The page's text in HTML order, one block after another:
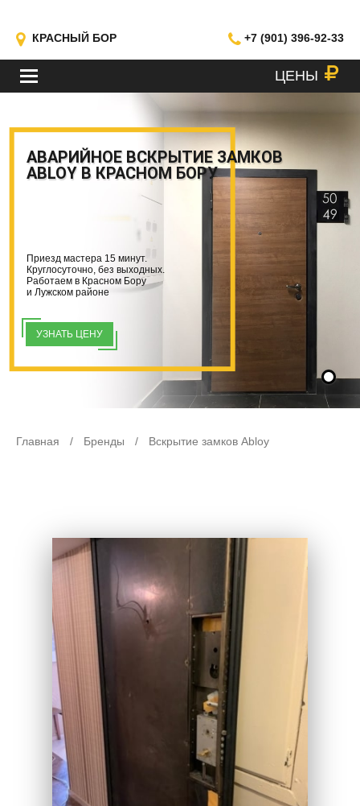
КРАСНЫЙ БОР +7 (901) 396-92-33
МЕНЮ ЦЕНЫ
АВАРИЙНОЕ ВСКРЫТИЕ ЗАМКОВ
ABLOY В КРАСНОМ БОРУ
Приезд мастера 15 минут.
Круглосуточно, без выходных.
Работаем в Красном Бору
и Лужском районе
УЗНАТЬ ЦЕНУ
Главная / Бренды / Вскрытие замков Abloy